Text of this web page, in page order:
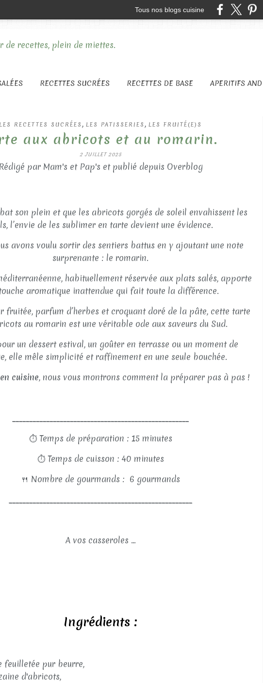
Tous nos blogs cuisine
RECETTES SUCRÉES RECETTES DE BASE APERITIFS
RECETTES SUCRÉES , LES PATISSERIES , LES FRUITÉ(E)S
aux abricots et au romarin.
2 JUILLET 2025
Rédigé par Mam's et Pap's et publié depuis Overblog
bat son plein et que les abricots gorgés de soleil envahissent les
l’envie de les sublimer en tarte devient une évidence.
avons voulu sortir des sentiers battus en y ajoutant une note
surprenante : le romarin.
habituellement réservée aux plats salés, apporte
aromatique inattendue qui fait toute la différence.
fruitée, parfum d’herbes et croquant doré de la pâte, cette tarte
au romarin est une véritable ode aux saveurs du Sud.
un dessert estival, un goûter en terrasse ou un moment de
elle mêle simplicité et raffinement en une seule bouchée.
cuisine, nous vous montrons comment la préparer pas à pas !
⏱ Temps de préparation : 15 minutes
⏱ Temps de cuisson : 40 minutes
🍴 Nombre de gourmands : 6 gourmands
A vos casseroles ...
Ingrédients :
feuilletée pur beurre,
d'abricots,